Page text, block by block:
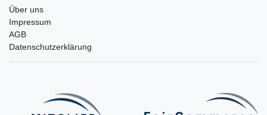
Über uns
Impressum
AGB
Datenschutzerklärung